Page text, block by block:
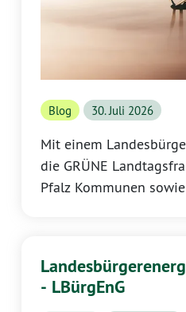
Blog 30. Juli 2026
Mit einem
die GRÜNE
Pfalz Kommunen
finanziell von ihr
- LBürgEnG